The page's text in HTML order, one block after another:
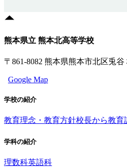
熊本県立 熊本北高等学校
〒861-8082 熊本県熊本市北区兎谷
Google Map
学校の紹介
教育理念・教育方針校長から教育
学科の紹介
理数科英語科